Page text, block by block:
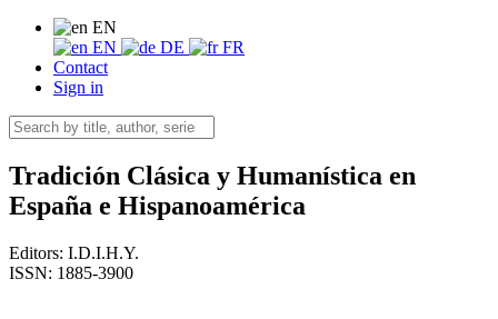
EN
EN
DE
FR
Contact
Sign in
Tradición Clásica y Humanística en
España e Hispanoamérica
Editors: I.D.I.H.Y.
ISSN: 1885-3900